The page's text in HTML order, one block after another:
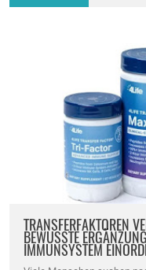
TRANSFERFAKTOREN
BEWUSSTE
IMMUNSYSTEM